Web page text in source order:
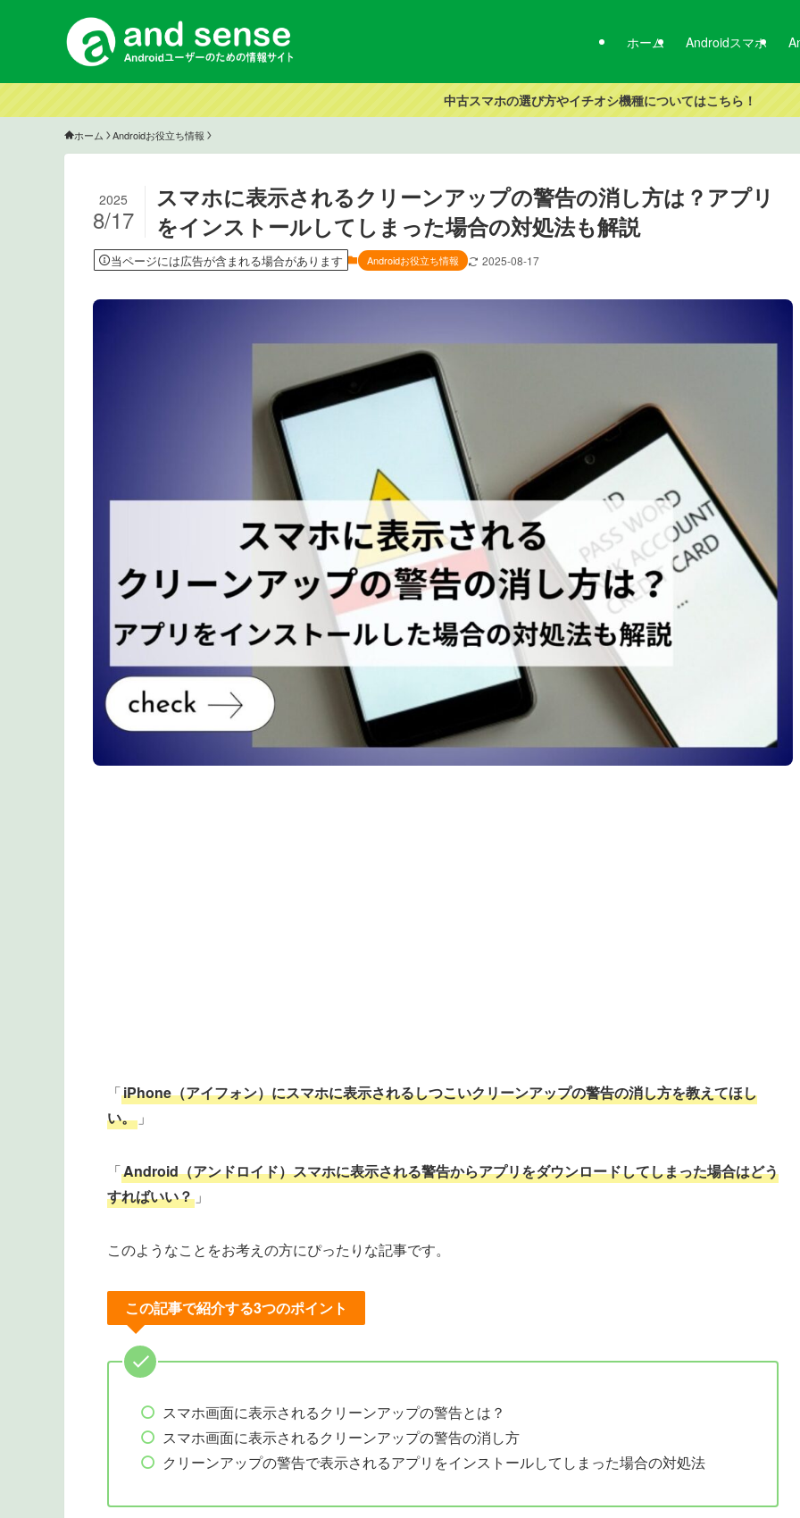
ホーム Androidスマホ
中古スマホの選び方やイチオシ機種についてはこちら！
ホーム Androidお役立ち情報
スマホに表示されるクリーンアップの警告の消し方は？アプリ
をインストールしてしまった場合の対処法も解説
2025
8/17
当ページには広告が含まれる場合があります Androidお役立ち情報 2025-08-17
「iPhone（アイフォン）にスマホに表示されるしつこいクリーンアップの警告の消し方を教えてほし
い。 」
「Android（アンドロイド）スマホに表示される警告からアプリをダウンロードしてしまった場合はどう
すればいい？ 」
このようなことをお考えの方にぴったりな記事です。
この記事で紹介する3つのポイント
スマホ画面に表示されるクリーンアップの警告とは？
スマホ画面に表示されるクリーンアップの警告の消し方
クリーンアップの警告で表示されるアプリをインストールしてしまった場合の対処法